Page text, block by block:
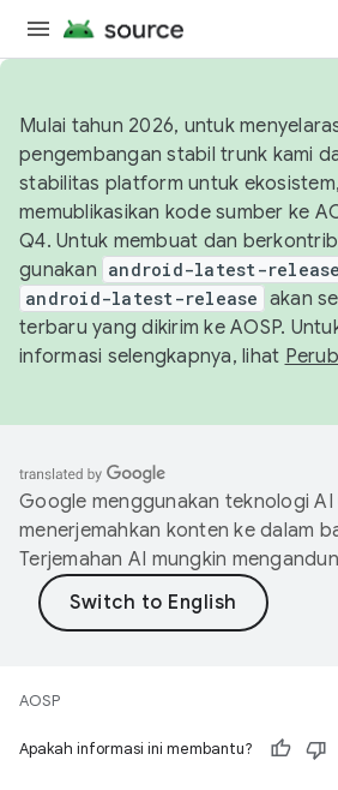
Mulai tahun 2026, untuk
pengembangan stabil trunk kami
stabilitas platform untuk
memublikasikan kode sumber ke
Q4. Untuk membuat dan
gunakan android-latest-release
android-latest-release akan
terbaru yang dikirim ke AOSP.
informasi selengkapnya, lihat
Google menggunakan teknologi AI
menerjemahkan konten ke dalam
Terjemahan AI mungkin
AOSP
Apakah informasi ini membantu?